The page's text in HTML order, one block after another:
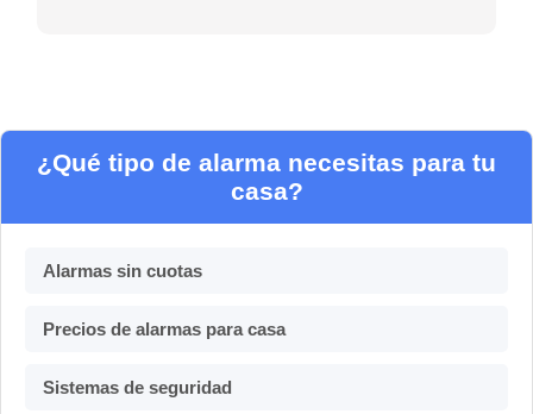
¿Qué tipo de alarma necesitas para tu
casa?
Alarmas sin cuotas
Precios de alarmas para casa
Sistemas de seguridad